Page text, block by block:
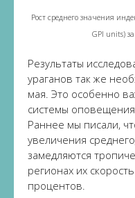
Рост среднего значения
GPI units)
Результаты
ураганов так же
мая. Это особенно
системы
Раннее мы писали,
увеличения
замедляются
регионах их
процентов.